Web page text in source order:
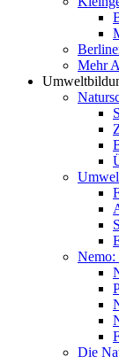
Mehr
Die